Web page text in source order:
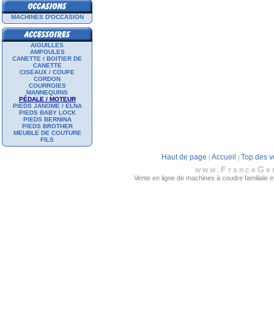
MACHINES D'OCCASION
AIGUILLES
AMPOULES
CANETTE / BOITIER DE
CANETTE
CISEAUX / COUPE
CORDON
COURROIES
MANNEQUINS
PÉDALE / MOTEUR
PIEDS JANOME / ELNA
PIEDS BABY LOCK
PIEDS BERNINA
PIEDS BROTHER
MEUBLE DE COUTURE
FILS
Haut de page Accueil
Top des
www. F rance G
Vente en ligne de machines à coudre familiale